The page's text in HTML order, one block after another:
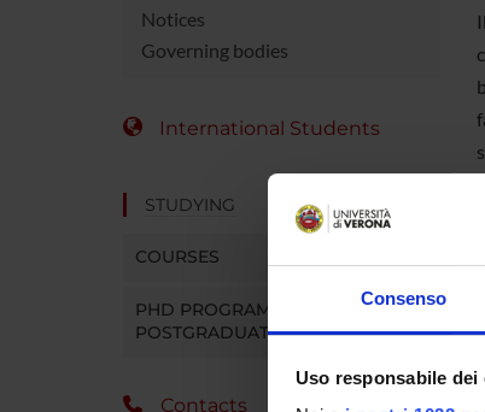
Consenso
Uso responsabile dei
Notices
Governing bodies
International Students
STUDYING
COURSES
PHD PROGRAMMES AND
POSTGRADUATE TRAINING
Contacts